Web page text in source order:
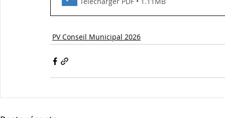
PV Conseil Municipal 2026